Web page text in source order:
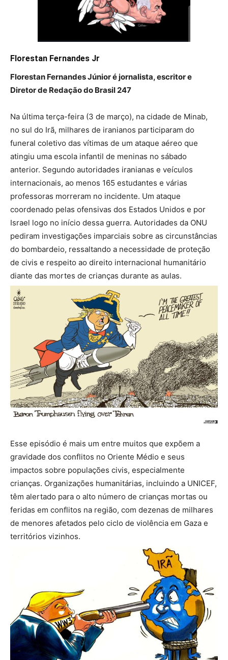
Florestan Fernandes Jr
Florestan Fernandes Júnior é jornalista, escritor e
Diretor de Redação do Brasil 247
Na última terça-feira (3 de março), na cidade de Minab,
no sul do Irã, milhares de iranianos participaram do
funeral coletivo das vítimas de um ataque aéreo que
atingiu uma escola infantil de meninas no sábado
anterior. Segundo autoridades iranianas e veículos
internacionais, ao menos 165 estudantes e várias
professoras morreram no incidente. Um ataque
coordenado pelas ofensivas dos Estados Unidos e por
Israel logo no início dessa guerra. Autoridades da ONU
pediram investigações imparciais sobre as circunstâncias
do bombardeio, ressaltando a necessidade de proteção
de civis e respeito ao direito internacional humanitário
diante das mortes de crianças durante as aulas.
Esse episódio é mais um entre muitos que expõem a
gravidade dos conflitos no Oriente Médio e seus
impactos sobre populações civis, especialmente
crianças. Organizações humanitárias, incluindo a UNICEF,
têm alertado para o alto número de crianças mortas ou
feridas em conflitos na região, com dezenas de milhares
de menores afetados pelo ciclo de violência em Gaza e
territórios vizinhos.